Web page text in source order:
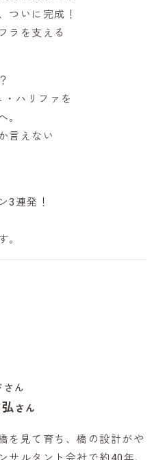
ついに完成！
ラを支える
ハリファを
。
言えない
3連発！
。
さん
さん
を見て育ち、橋の設計がや